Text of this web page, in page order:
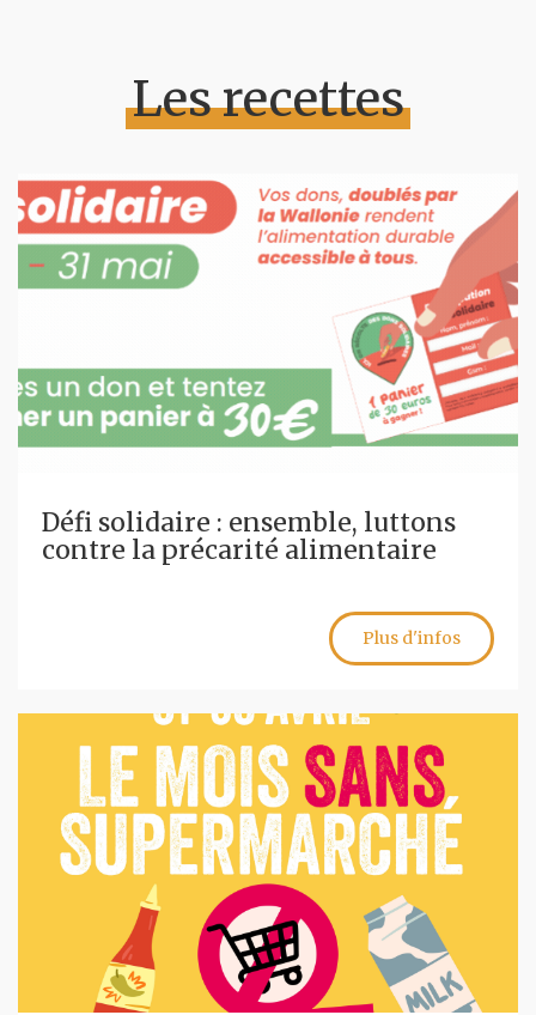
Les recettes
Défi solidaire : ensemble, luttons
contre la précarité alimentaire
Plus d'infos